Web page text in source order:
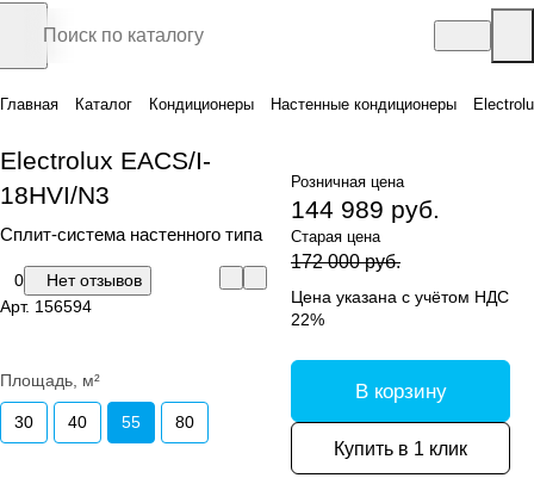
Главная Каталог Кондиционеры Настенные кондиционеры
Electrolux EACS/I-
18HVI/N3
Сплит-система настенного типа
0
Нет отзывов
Арт. 156594
Площадь, м²
30 40 55 80
Розничная цена
144 989 руб.
Старая цена
172 000 руб.
Цена указана с учётом НДС
22%
В корзину
Купить в 1 клик